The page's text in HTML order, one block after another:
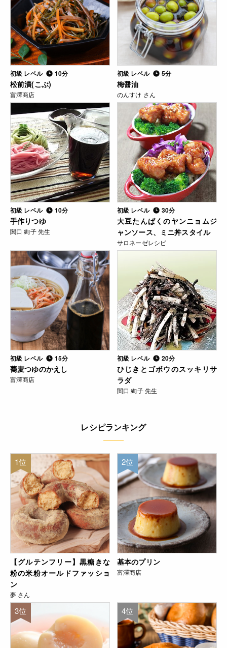
初級 レベル 10分
松前漬(こぶ)
富澤商店
初級 レベル 5分
梅醤油
のんすけ さん
初級 レベル 10分
手作りつゆ
関口 絢子 先生
初級 レベル 30分
大豆たんぱくのヤンニョムジ
ャンソース、ミニ丼スタイル
サロネーゼレシピ
初級 レベル 15分
蕎麦つゆのかえし
富澤商店
初級 レベル 20分
ひじきとゴボウのスッキリサ
ラダ
関口 絢子 先生
レシピランキング
1位
【グルテンフリー】黒糖きな
粉の米粉オールドファッショ
ン
夢 さん
2位
基本のプリン
富澤商店
3位 4位